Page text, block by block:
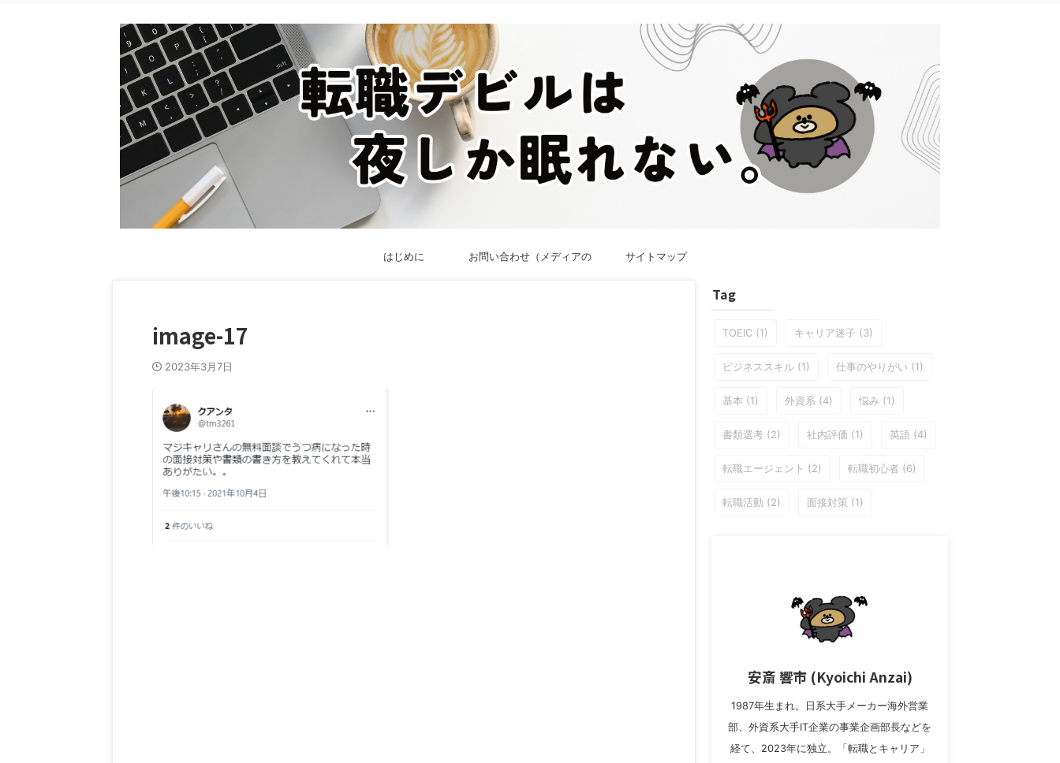
はじめに お問い合わせ（メディアの サイトマップ
image-17
2023年3月7日
Tag
TOEIC (1) キャリア迷子 (3)
ビジネススキル (1) 仕事のやりがい (1)
基本 (1) 外資系 (4) 悩み (1)
書類選考 (2) 社内評価 (1) 英語 (4)
転職エージェント (2) 転職初心者 (6)
転職活動 (2) 面接対策 (1)
安斎 響市 (Kyoichi Anzai)
1987年生まれ。日系大手メーカー海外営業
部、外資系大手IT企業の事業企画部長などを
経て、2023年に独立。「転職とキャリア」